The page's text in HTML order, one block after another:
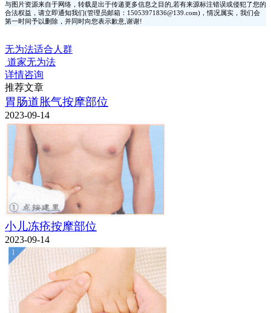
与图片资源来自于网络，转载是出于传递更多信息之目的,若有来源标注错误或侵犯了您的
合法权益，请立即通知我们(管理员邮箱：15053971836@139.com)，情况属实，我们会
第一时间予以删除，并同时向您表示歉意,谢谢!
无为法适合人群
道家无为法
详情咨询
推荐文章
胃肠道胀气按摩部位
2023-09-14
小儿冻疮按摩部位
2023-09-14